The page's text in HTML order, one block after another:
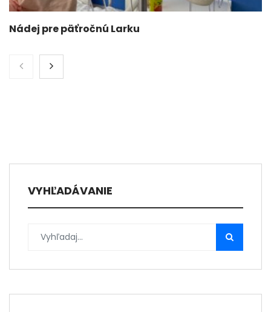
Nádej pre päťročnú Larku
VYHĽADÁVANIE